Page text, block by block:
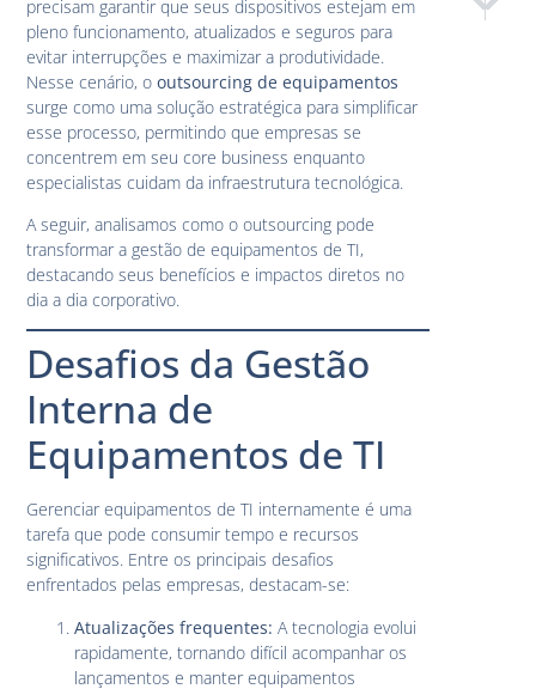
precisam garantir que seus dispositivos estejam em
pleno funcionamento, atualizados e seguros para
evitar interrupções e maximizar a produtividade.
Nesse cenário, ooutsourcing de equipamentos
surge como uma solução estratégica para simplificar
esse processo, permitindo que empresas se
concentrem em seu core business enquanto
especialistas cuidam da infraestrutura tecnológica.
A seguir, analisamos como o outsourcing pode
transformar a gestão de equipamentos de TI,
destacando seus benefícios e impactos diretos no
dia a dia corporativo.
Desafios da Gestão
Interna de
Equipamentos de TI
Gerenciar equipamentos de TI internamente é uma
tarefa que pode consumir tempo e recursos
significativos. Entre os principais desafios
enfrentados pelas empresas, destacam-se:
Atualizações frequentes: A tecnologia evolui
rapidamente, tornando difícil acompanhar os
lançamentos e manter equipamentos
Conheça